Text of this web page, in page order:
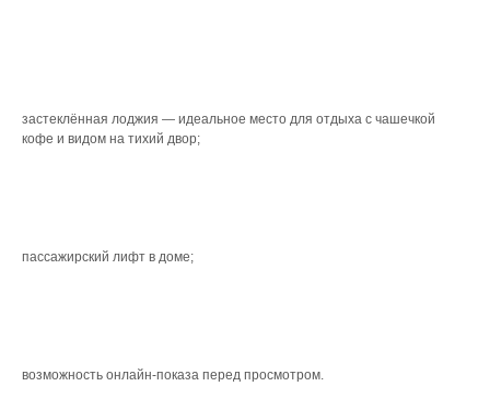
застеклённая лоджия — идеальное место для отдыха с чашечкой
кофе и видом на тихий двор;
пассажирский лифт в доме;
возможность онлайн‑показа перед просмотром.